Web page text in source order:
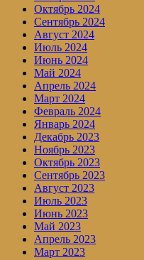
Октябрь 2024
Сентябрь 2024
Август 2024
Июль 2024
Июнь 2024
Май 2024
Апрель 2024
Март 2024
Февраль 2024
Январь 2024
Декабрь 2023
Ноябрь 2023
Октябрь 2023
Сентябрь 2023
Август 2023
Июль 2023
Июнь 2023
Май 2023
Апрель 2023
Март 2023